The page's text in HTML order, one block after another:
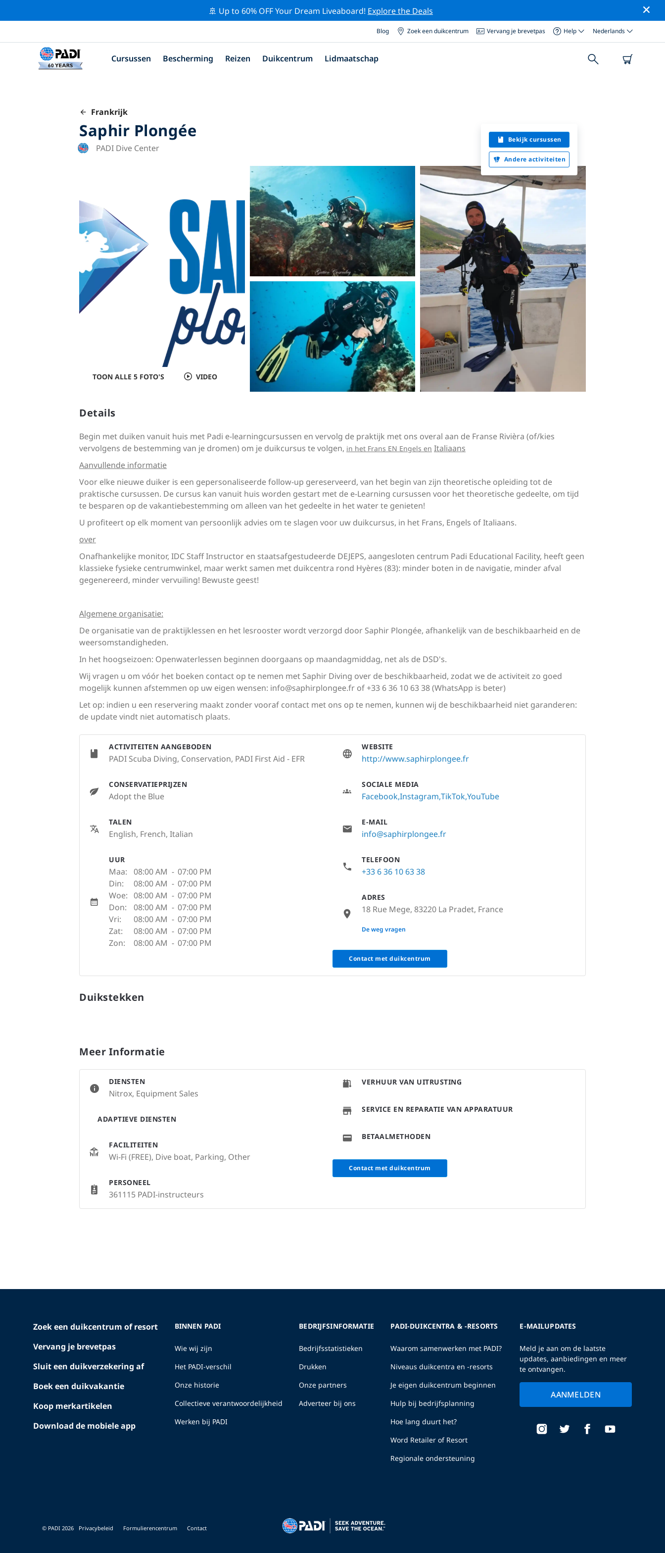
🚢 Up to 60% OFF Your Dream Liveaboard! Explore the Deals
Blog Zoek een duikcentrum Vervang je brevetpas Help Nederlands
Cursussen Bescherming Reizen Duikcentrum Lidmaatschap
Frankrijk
Saphir Plongée
PADI Dive Center
Bekijk cursussen
Andere activiteiten
TOON ALLE 5 FOTO'S VIDEO
Details
Begin met duiken vanuit huis met Padi e-learningcursussen en vervolg de praktijk met ons overal aan de Franse Rivièra (of/kies
vervolgens de bestemming van je dromen) om je duikcursus te volgen, in het Frans EN Engels en Italiaans
Aanvullende informatie
Voor elke nieuwe duiker is een gepersonaliseerde follow-up gereserveerd, van het begin van zijn theoretische opleiding tot de
praktische cursussen. De cursus kan vanuit huis worden gestart met de e-Learning cursussen voor het theoretische gedeelte, om tijd
te besparen op de vakantiebestemming om alleen van het gedeelte in het water te genieten!
U profiteert op elk moment van persoonlijk advies om te slagen voor uw duikcursus, in het Frans, Engels of Italiaans.
over
Onafhankelijke monitor, IDC Staff Instructor en staatsafgestudeerde DEJEPS, aangesloten centrum Padi Educational Facility, heeft geen
klassieke fysieke centrumwinkel, maar werkt samen met duikcentra rond Hyères (83): minder boten in de navigatie, minder afval
gegenereerd, minder vervuiling! Bewuste geest!
Algemene organisatie:
De organisatie van de praktijklessen en het lesrooster wordt verzorgd door Saphir Plongée, afhankelijk van de beschikbaarheid en de
weersomstandigheden.
In het hoogseizoen: Openwaterlessen beginnen doorgaans op maandagmiddag, net als de DSD's.
Wij vragen u om vóór het boeken contact op te nemen met Saphir Diving over de beschikbaarheid, zodat we de activiteit zo goed
mogelijk kunnen afstemmen op uw eigen wensen: info@saphirplongee.fr of +33 6 36 10 63 38 (WhatsApp is beter)
Let op: indien u een reservering maakt zonder vooraf contact met ons op te nemen, kunnen wij de beschikbaarheid niet garanderen:
de update vindt niet automatisch plaats.
ACTIVITEITEN AANGEBODEN
PADI Scuba Diving, Conservation, PADI First Aid - EFR
CONSERVATIEPRIJZEN
Adopt the Blue
TALEN
English, French, Italian
UUR
Maa: 08:00 AM - 07:00 PM
Din:
08:00 AM - 07:00 PM
Woe: 08:00 AM - 07:00 PM
Don:
08:00 AM - 07:00 PM
Vri:
08:00 AM - 07:00 PM
Zat:
08:00 AM - 07:00 PM
Zon:
08:00 AM - 07:00 PM
WEBSITE
http://www.saphirplongee.fr
SOCIALE MEDIA
FacebookInstagram TikTokYouTube
E-MAIL
info@saphirplongee.fr
TELEFOON
+33 6 36 10 63 38
ADRES
18 Rue Mege, 83220 La Pradet, France
None
De weg vragen
Contact met duikcentrum
Duikstekken
Meer Informatie
DIENSTEN
Nitrox, Equipment Sales
ADAPTIEVE DIENSTEN
FACILITEITEN
Wi-Fi (FREE), Dive boat, Parking, Other
PERSONEEL
361115 PADI-instructeurs
VERHUUR VAN UITRUSTING
SERVICE EN REPARATIE VAN APPARATUUR
BETAALMETHODEN
Contact met duikcentrum
Zoek een duikcentrum of resort
Vervang je brevetpas
Sluit een duikverzekering af
Boek een duikvakantie
Koop merkartikelen
Download de mobiele app
BINNEN PADI
Wie wij zijn
Het PADI-verschil
Onze historie
Collectieve verantwoordelijkheid
Werken bij PADI
BEDRIJFSINFORMATIE
Bedrijfsstatistieken
Drukken
Onze partners
Adverteer bij ons
PADI-DUIKCENTRA & -RESORTS
Waarom samenwerken met PADI?
Niveaus duikcentra en -resorts
Je eigen duikcentrum beginnen
Hulp bij bedrijfsplanning
Hoe lang duurt het?
Word Retailer of Resort
Regionale ondersteuning
E-MAILUPDATES
Meld je aan om de laatste
updates, aanbiedingen en meer
te ontvangen.
AANMELDEN
© PADI 2026 Privacybeleid Formulierencentrum Contact